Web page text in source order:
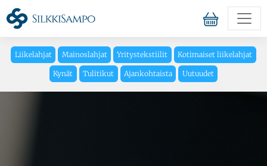
Liikelahjat Mainoslahjat Yritystekstiilit Kotimaiset liikelahjat
Kynät Tulitikut Ajankohtaista Uutuudet